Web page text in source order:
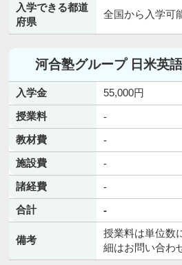
入学できる都道
府県
全国から入学可
河合塾グループ 日米英
入学金
55,000円
授業料
-
教材費
-
施設費
-
諸経費
-
合計
-
備考
授業料は単位数
細はお問い合わ